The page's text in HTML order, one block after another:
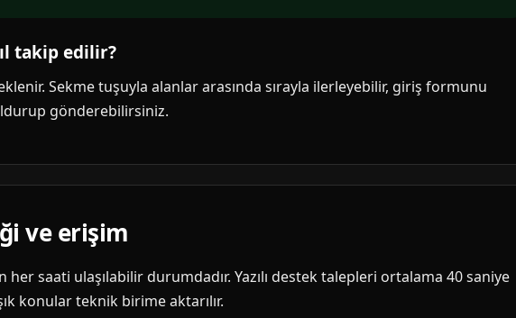
takip edilir?
Sekme tuşuyla alanlar arasında sırayla ilerleyebilir, giriş formunu
gönderebilirsiniz.
ve erişim
her saati ulaşılabilir durumdadır. Yazılı destek talepleri ortalama 40 saniye
konular teknik birime aktarılır.